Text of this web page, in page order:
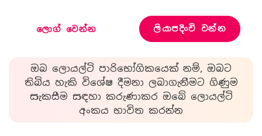
ලොග් වෙන්න ලියාපදිංචි වන්න
ඔබ ලොයල්ටි පාරිභෝගිකයෙක් නම්, ඔබට
තිබිය හැකි විශේෂ දීමනා ලබාගැනීමට ගිණුම
සැකසීම සඳහා කරුණාකර ඔබේ ලොයල්ටි
අංකය භාවිත කරන්න